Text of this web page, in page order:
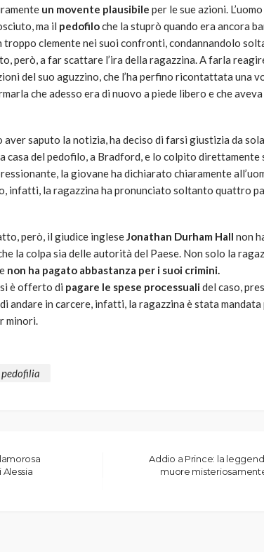
un movente plausibile per le sue azioni.
ma il pedofiloche la stuprò quando era ancora
clemente nei suoi confronti, condannandolo
però, a far scattare l’ira della ragazzina. A farla
del suo aguzzino, che l’ha perfino ricontattata una
che adesso era di nuovo a piede libero e che
aver saputo la notizia, ha deciso di farsi giustizia da
casa del pedofilo, a Bradford, e lo colpito direttamente
la giovane ha dichiarato chiaramente
infatti, la ragazzina ha pronunciato soltanto quattro
però, il giudice ingleseJonathan Durham Hall non
la colpa sia delle autorità del Paese. Non solo la
non ha pagato abbastanza per i suoi crimini.
è offerto di pagare le spese processualidel caso,
andare in carcere, infatti, la ragazzina è stata mandata
minori.
pedofilia
Addio a Prince: la
muore
ago 785 god 9 mesi